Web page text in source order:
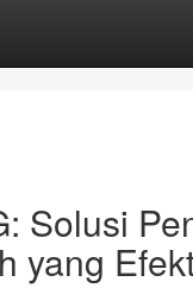
Solusi
yang